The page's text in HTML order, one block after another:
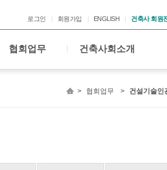
로그인 회원가입 ENGLISH 건축사 회원
협회업무 건축사회소개
> 협회업무 > 건설기술인